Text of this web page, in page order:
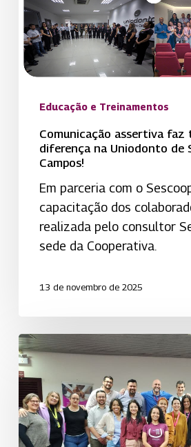
diferença
na
Uniodonto
de
José
Campos!
Educação e Treinamentos
Comunicação assertiva faz
diferença na Uniodonto de
Campos!
Em parceria com o
capacitação dos
realizada pelo consultor
sede da Cooperativa.
13 de novembro de 2025
A
Uniodonto
Campinas
promoveu
o
Treinamento